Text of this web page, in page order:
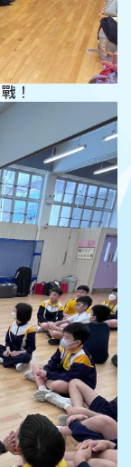
！